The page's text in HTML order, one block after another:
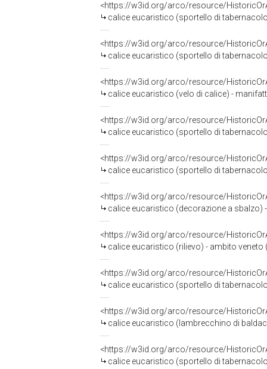
<https://w3id.org/arco/resource/
calice eucaristico (sportello di
<https://w3id.org/arco/resource/
calice eucaristico (sportello di
<https://w3id.org/arco/resource/
calice eucaristico (velo di calice) -
<https://w3id.org/arco/resource/
calice eucaristico (sportello di
<https://w3id.org/arco/resource/
calice eucaristico (sportello di
<https://w3id.org/arco/resource/
calice eucaristico (decorazione a sbalzo)
<https://w3id.org/arco/resource/
calice eucaristico (rilievo) - ambito veneto
<https://w3id.org/arco/resource/
calice eucaristico (sportello di
<https://w3id.org/arco/resource/
calice eucaristico (lambrecchino di
<https://w3id.org/arco/resource/
calice eucaristico (sportello di